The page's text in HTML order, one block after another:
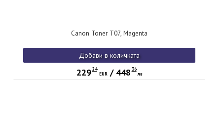
Canon Toner T07, Magenta
Добави в количката
229 24
EUR/ 448 36
лв